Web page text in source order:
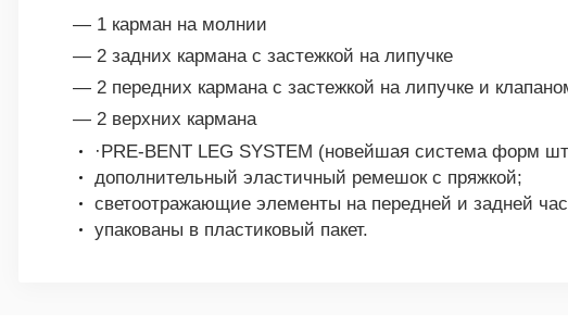
— 1 карман на молнии
— 2 задних кармана с застежкой на липучке
— 2 передних кармана с застежкой на липучке и
— 2 верхних кармана
·PRE-BENT LEG SYSTEM (новейшая система форм
дополнительный эластичный ремешок с пряжкой;
светоотражающие элементы на передней и задней
упакованы в пластиковый пакет.